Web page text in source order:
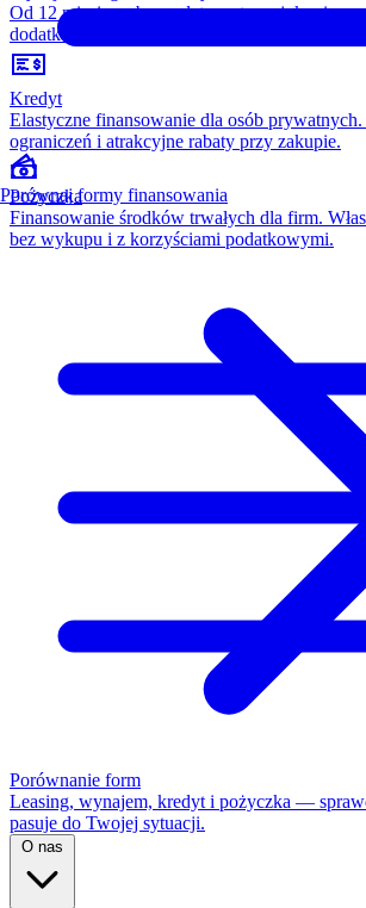
Od 12 miesięcy, bez opłaty wstępnej,
dodatkowych kosztów. Wszystko w cenie raty.
Kredyt
Elastyczne finansowanie dla osób
ograniczeń i atrakcyjne rabaty przy zakupie.
Pożyczka
Finansowanie środków trwałych dla firm.
bez wykupu i z korzyściami podatkowymi.
Porównanie form
Leasing, wynajem, kredyt i pożyczka —
pasuje do Twojej sytuacji.
O nas
Porównaj formy finansowania